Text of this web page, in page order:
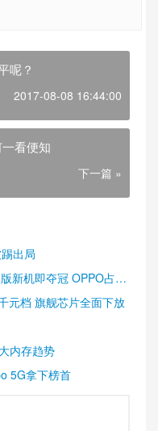
呢？
2017-08-08 16:44:00
看便知
下一篇 »
出局
新机即夺冠 OPPO占据
元档 旗舰芯片全面下放
内存趋势
5G拿下榜首